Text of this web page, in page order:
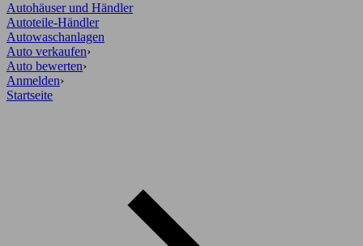
Autohäuser und Händler
Autoteile-Händler
Autowaschanlagen
Auto verkaufen›
Auto bewerten›
Anmelden›
Startseite